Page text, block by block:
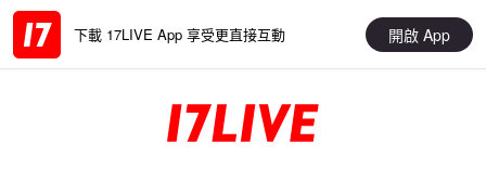
下載 17LIVE App 享受更直接互動 開啟 App